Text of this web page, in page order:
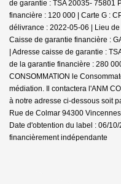
de garantie : TSA 20035- 75801
financière : 120 000 | Carte G :
délivrance : 2022-05-06 | Lieu
Caisse de garantie financière :
| Adresse caisse de garantie :
de la garantie financière : 280
CONSOMMATION le
médiation. Il contactera l'ANM
à notre adresse ci-dessous soit
Rue de Colmar 94300
Date d'obtention du label : 06/10/
financièrement indépendante